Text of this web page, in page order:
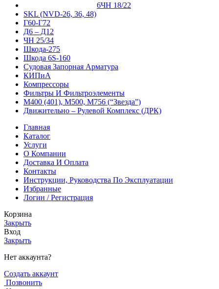
6ЧН 18/22
SKL (NVD-26, 36, 48)
Г60-Г72
Д6 – Д12
ЧН 25/34
Шкода-275
Шкода 6S-160
Судовая Запорная Арматура
КИПиА
Компрессоры
Фильтры И Фильтроэлементы
М400 (401), М500, М756 (“Звезда”)
Движительно – Рулевой Комплекс (ДРК)
Главная
Каталог
Услуги
О Компании
Доставка И Оплата
Контакты
Инструкции, Руководства По Эксплуатации
Избранные
Логин / Регистрация
Корзина
Закрыть
Вход
Закрыть
Нет аккаунта?
Создать аккаунт
Позвонить